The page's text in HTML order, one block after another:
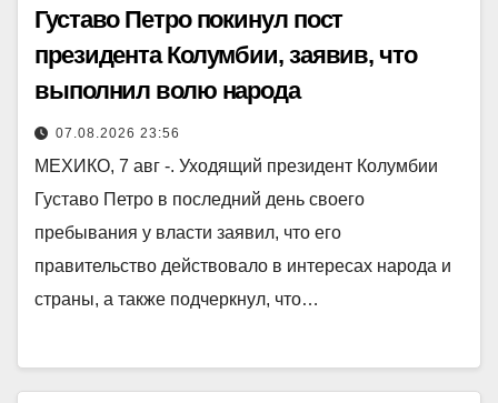
Густаво Петро покинул пост
президента Колумбии, заявив, что
выполнил волю народа
07.08.2026 23:56
МЕХИКО, 7 авг -. Уходящий президент Колумбии
Густаво Петро в последний день своего
пребывания у власти заявил, что его
правительство действовало в интересах народа и
страны, а также подчеркнул, что…